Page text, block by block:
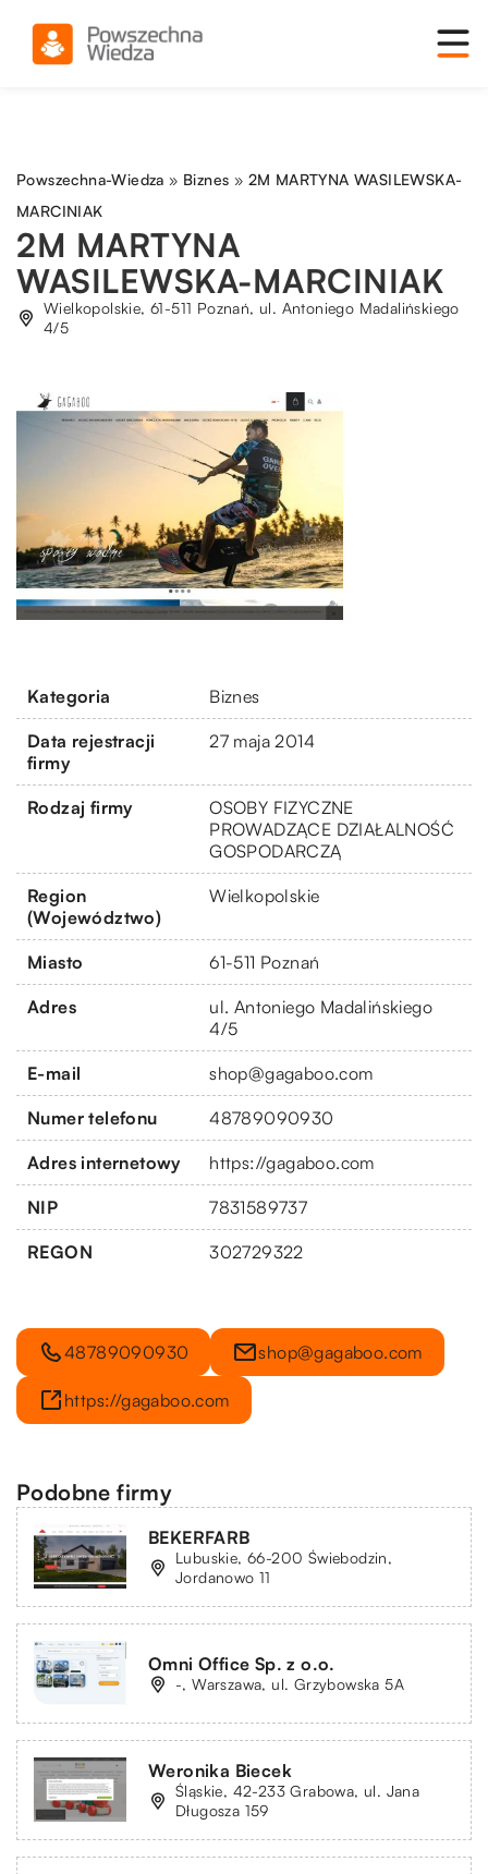
Powszechna-Wiedza » Biznes » 2M MARTYNA WASILEWSKA-
MARCINIAK
2M MARTYNA
WASILEWSKA-MARCINIAK
Wielkopolskie, 61-511 Poznań, ul. Antoniego Madalińskiego
4/5
Kategoria Biznes
Data rejestracji
firmy
27 maja 2014
Rodzaj firmy
OSOBY FIZYCZNE
PROWADZĄCE DZIAŁALNOŚĆ
GOSPODARCZĄ
Region
(Województwo)
Wielkopolskie
Miasto 61-511 Poznań
Adres
ul. Antoniego Madalińskiego
4/5
E-mail shop@gagaboo.com
Numer telefonu 48789090930
Adres internetowy https://gagaboo.com
NIP 7831589737
REGON 302729322
48789090930 shop@gagaboo.com
https://gagaboo.com
Podobne firmy
BEKERFARB
Lubuskie, 66-200 Świebodzin,
Jordanowo 11
Omni Office Sp. z o.o.
-, Warszawa, ul. Grzybowska 5A
Weronika Biecek
Śląskie, 42-233 Grabowa, ul. Jana
Długosza 159